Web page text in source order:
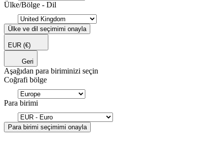
Ülke/Bölge - Dil
Ülke ve dil seçimimi onayla
EUR (€)
Geri
Aşağıdan para biriminizi seçin
Coğrafi bölge
Para birimi
Para birimi seçimimi onayla